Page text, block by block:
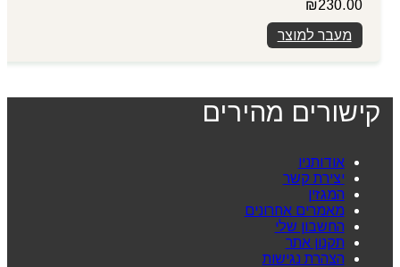
₪230.00
מעבר למוצר
קישורים מהירים
אודותניו
יצירת קשר
המגזין
מאמרים אחרונים
החשבון שלי
תקנון אתר
הצהרת נגישות